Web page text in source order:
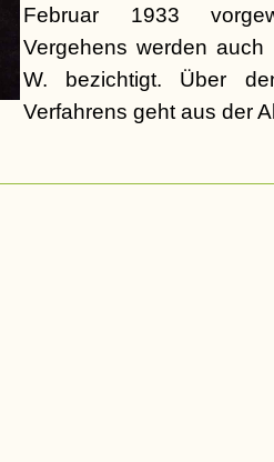
Februar 1933
Vergehens werden
W. bezichtigt. Über
Verfahrens geht aus der